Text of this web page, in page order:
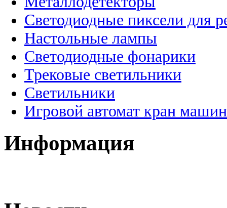
Светодиодные пиксели для
Настольные лампы
Светодиодные фонарики
Трековые светильники
Светильники
Игровой автомат кран
Информация